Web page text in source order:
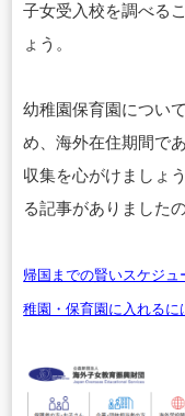
子女受入校を調べる
ょう。
幼稚園保育園につい
め、海外在住期間で
収集を心がけましょ
る記事がありました
帰国までの賢いスケジ
稚園・保育園に入れるに